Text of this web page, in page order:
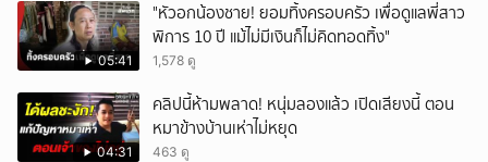
05:41
"หัวอกน้องชาย! ยอมทิ้งครอบครัว เพื่อดูแลพี่สาว
พิการ 10 ปี แม้ไม่มีเงินก็ไม่คิดทอดทิ้ง"
1,578 ดู
04:31
คลิปนี้ห้ามพลาด! หนุ่มลองแล้ว เปิดเสียงนี้ ตอน
หมาข้างบ้านเห่าไม่หยุด
463 ดู